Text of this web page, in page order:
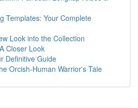
Templates: Your Complete
Look into the Collection
Closer Look
Definitive Guide
Orcish-Human Warrior's Tale